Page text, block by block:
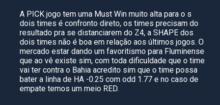
A PICK jogo tem uma Must Win muito alta para o s
dois times é confronto direto, os times precisam do
resultado pra se distanciarem do Z4, a SHAPE dos
dois times não é boa em relação aos últimos jogos. O
mercado estar dando um favoritismo para Fluminense
que ao vê existe sim, com toda dificuldade que o time
vai ter contra o Bahia acredito sim que o time possa
bater a linha de HA -0.25 com odd 1.77 e no caso de
empate temos um meio RED.